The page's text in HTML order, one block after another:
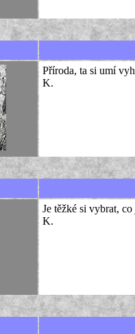
Příroda, ta si umí
K.
Je těžké si vybrat,
K.